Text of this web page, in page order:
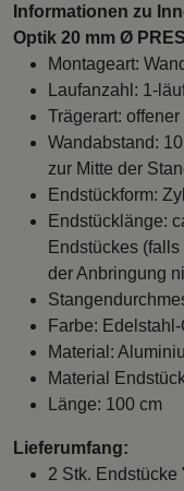
Informationen zu
Optik 20 mm Ø
Montageart:
Laufanzahl: 1-
Trägerart:
Wandabstand:
zur Mitte der
Endstückform:
Endstücklänge:
Endstückes
der Anbringung
Farbe:
Material:
Material
Länge: 100 cm
Lieferumfang:
2 Stk.